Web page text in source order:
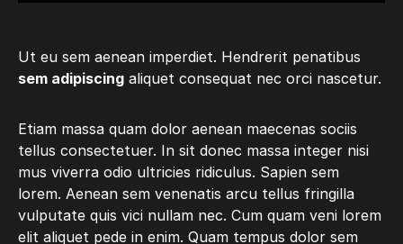
Ut eu sem aenean imperdiet. Hendrerit penatibus
sem adipiscing aliquet consequat nec orci nascetur.
Etiam massa quam dolor aenean maecenas sociis
tellus consectetuer. In sit donec massa integer nisi
mus viverra odio ultricies ridiculus. Sapien sem
lorem. Aenean sem venenatis arcu tellus fringilla
vulputate quis vici nullam nec. Cum quam veni lorem
elit aliquet pede in enim. Quam tempus dolor sem